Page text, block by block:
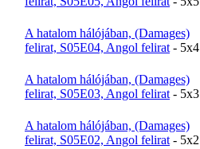
A hatalom hálójában, (Damages)
felirat, S05E04, Angol felirat - 5x4
A hatalom hálójában, (Damages)
felirat, S05E03, Angol felirat - 5x3
A hatalom hálójában, (Damages)
felirat, S05E02, Angol felirat - 5x2